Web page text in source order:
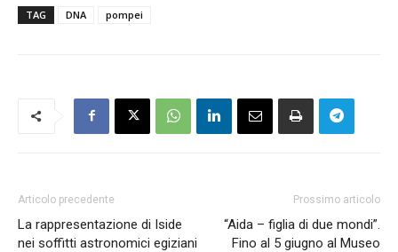
TAG DNA pompei
Articolo precedente
La rappresentazione di Iside
nei soffitti astronomici egiziani
Prossimo articolo
“Aida – figlia di due mondi”.
Fino al 5 giugno al Museo